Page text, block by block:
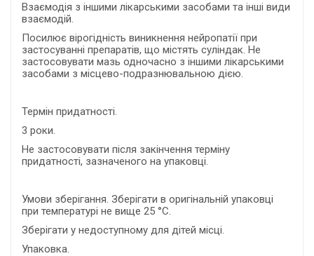
Взаємодія з іншими лікарськими засобами та інші види
взаємодій.
Посилює вірогідність виникнення нейропатії при
застосуванні препаратів, що містять суліндак. Не
застосовувати мазь одночасно з іншими лікарськими
засобами з місцево-подразнювальною дією.
Термін придатності.
3 роки.
Не застосовувати після закінчення терміну
придатності, зазначеного на упаковці.
Умови зберігання. Зберігати в оригінальній упаковці
при температурі не вище 25 °С.
Зберігати у недоступному для дітей місці.
Упаковка.